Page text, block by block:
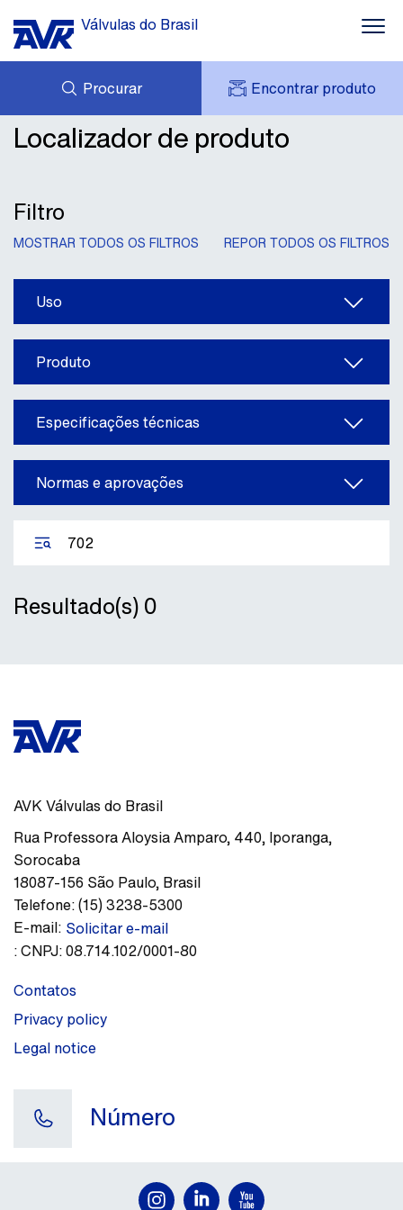
Válvulas do Brasil
Água
Esgoto
Solução Industrial
Conhecimento
Procurar Encontrar produto
DOWNLOADS
CONTATOS
SOBRE NÓS
CARRINHO
Localizador de produto
Filtro
MOSTRAR TODOS OS FILTROS REPOR TODOS OS FILTROS
Uso
Produto
Especificações técnicas
Normas e aprovações
Resultado(s)0
AVK Válvulas do Brasil
Rua Professora Aloysia Amparo, 440, Iporanga,
Sorocaba
18087-156 São Paulo, Brasil
Telefone:(15) 3238-5300
E-mail: Solicitar e-mail
:CNPJ: 08.714.102/0001-80
Contatos
Privacy policy
Legal notice
Número